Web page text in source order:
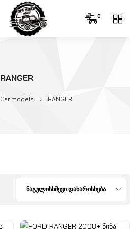
0
RANGER
Car models RANGER
ნაგულისხმევი დახარისხება